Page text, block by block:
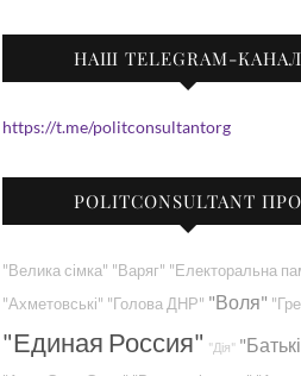
НАШ TELEGRAM-КАНАЛ
https://t.me/politconsultantorg
POLITCONSULTANT ПРО
"Велика сімка" "Варяг" "Електоральна
"Ахметовські" "Голова ДНР" "Воля"
"Единая Россия" "Дія"